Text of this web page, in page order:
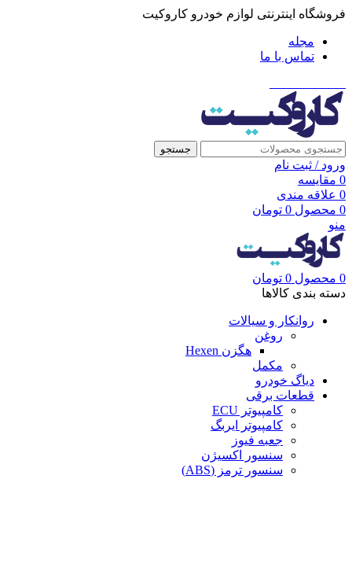
فروشگاه اینترنتی لوازم خودرو کاروکیت
مجله
تماس با ما
جستجو
ورود / ثبت نام
0 مقایسه
0 علاقه مندی
0 محصول 0 تومان
منو
0 محصول 0 تومان
دسته بندی کالاها
روانکار و سیالات
روغن
هگزن Hexen
مکمل
دیاگ خودرو
قطعات برقی
کامپیوتر ECU
کامپیوتر ایربگ
جعبه فیوز
سنسور اکسیژن
سنسور ترمز (ABS)